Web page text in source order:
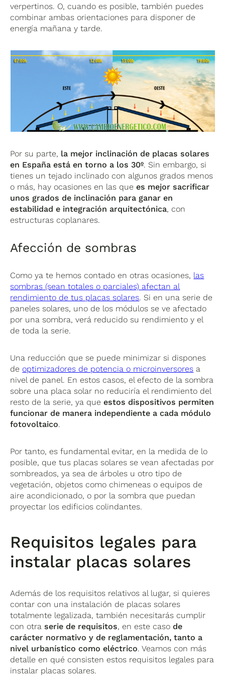
verpertinos. O, cuando es posible, también puedes
combinar ambas orientaciones para disponer de
energía mañana y tarde.
Por su parte, la mejor inclinación de placas solares
en España está en torno a los 30º. Sin embargo, si
tienes un tejado inclinado con algunos grados menos
o más, hay ocasiones en las quees mejor sacrificar
unos grados de inclinación para ganar en
estabilidad e integración arquitectónica, con
estructuras coplanares.
Afección de sombras
Como ya te hemos contado en otras ocasiones, las
sombras (sean totales o parciales) afectan al
rendimiento de tus placas solares. Si en una serie de
paneles solares, uno de los módulos se ve afectado
por una sombra, verá reducido su rendimiento y el
de toda la serie.
Una reducción que se puede minimizar si dispones
de optimizadores de potencia o microinversores a
nivel de panel. En estos casos, el efecto de la sombra
sobre una placa solar no reduciría el rendimiento del
resto de la serie, ya queestos dispositivos permiten
funcionar de manera independiente a cada módulo
fotovoltaico.
Por tanto, es fundamental evitar, en la medida de lo
posible, que tus placas solares se vean afectadas por
sombreados, ya sea de árboles u otro tipo de
vegetación, objetos como chimeneas o equipos de
aire acondicionado, o por la sombra que puedan
proyectar los edificios colindantes.
Requisitos legales para
instalar placas solares
Además de los requisitos relativos al lugar, si quieres
contar con una instalación de placas solares
totalmente legalizada, también necesitarás cumplir
con otraserie de requisitos, en este caso de
carácter normativo y de reglamentación, tanto a
nivel urbanístico como eléctrico. Veamos con más
detalle en qué consisten estos requisitos legales para
instalar placas solares.